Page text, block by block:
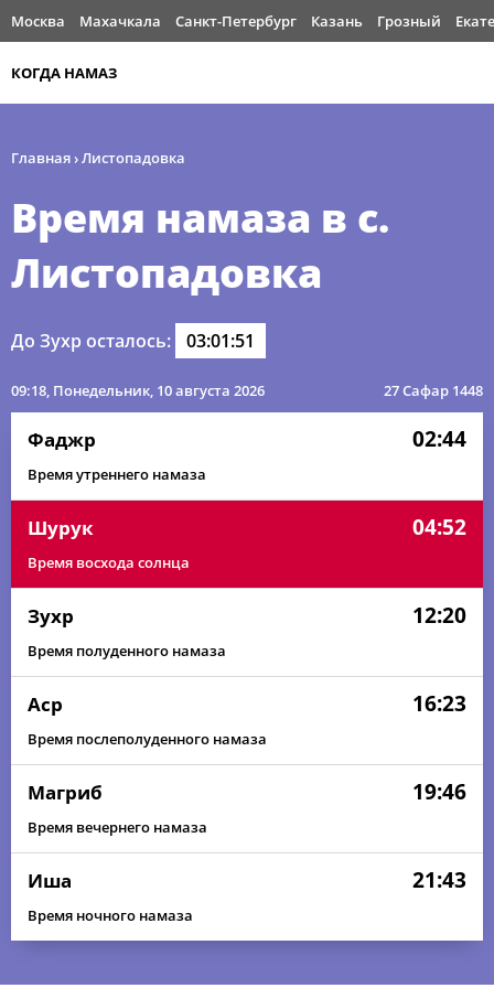
Москва Махачкала Санкт-Петербург Казань Грозный
КОГДА НАМАЗ
Главная›Листопадовка
Время намаза в с.
Листопадовка
До Зухр осталось: 03:01:51
09:18, Понедельник, 10 августа 2026 27 Сафар 1448
Фаджр 02:44
Время утреннего намаза
Шурук 04:52
Время восхода солнца
Зухр 12:20
Время полуденного намаза
Аср 16:23
Время послеполуденного намаза
Магриб 19:46
Время вечернего намаза
Иша 21:43
Время ночного намаза